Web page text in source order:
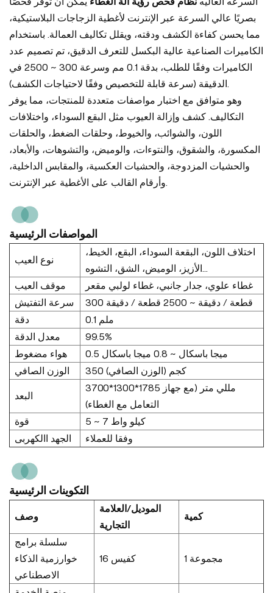
بصريًا عالي السرعة عبر الإنترنت لأغطية الزجاجات البلاستيكية،
مما يحسن كفاءة الكشف ودقته، ويقلل تكاليف العمالة. باستخدام
الكاميرات الصناعية عالية البكسل للتعرف الدقيق، تم تصميم عدد
الكاميرات وفقًا للطلب، بدقة 0.1 مم وسرعة 300 ~ 2500 في
الدقيقة (سرعة قابلة للتخصيص وفقًا لاحتياجات الكشف).
وهو متوافق مع اختبار مواصفات متعددة للمنتجات، مما يوفر
التكاليف. كشف وإزالة العيوب مثل البقع السوداء، واختلافات
اللون، والشوائب، والخيوط، وحلقات الضغط، والحلقات
المكسورة، والشقوق، والنتوءات، والوميض، والتشوهات، والأبعاد،
والحشيات المزدوجة، والحشيات العكسية، والمقابس الداخلية،
وأرقام القالب على الأغطية عبر الإنترنت.
المواصفات الرئيسية
نوع العيب
اختلاف اللون، البقعة السوداء، البقع، الخيط،
الأزيز، الوميض، الشق، التشوه...
موقف العيب
غطاء علوي، جدار جانبي، غطاء لولبي مقعر
سرعة التفتيش
300 قطعة / دقيقة ~ 2500 قطعة / دقيقة
دقة
0.1 ملم
معدل الدقة
99.5%
هواء مضغوط
0.5 ميجا باسكال ~ 0.8 ميجا باسكال
الوزن الصافي
350 كجم (الوزن الصافي)
البعد
3700*1300*1785 مللي متر (مع جهاز
التعامل مع الغطاء)
قوة
5 ~ 7 كيلو واط
الجهد االكهربى
وفقا للعملاء
التكوينات الرئيسية
وصف
الموديل/العلامة
التجارية
كمية
سلسلة برامج
خوارزمية الذكاء
الاصطناعي
كفيس 16 1 مجموعة